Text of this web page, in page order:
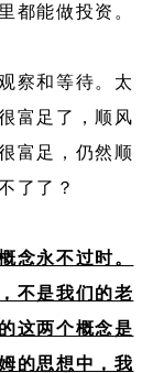
都能做投资。
察和等待。太
富足了，顺风
富足，仍然顺
了了？
念永不过时。
不是我们的老
这两个概念是
的思想中，我